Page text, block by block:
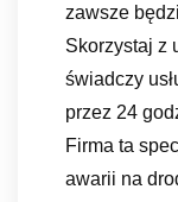
zawsze
Skorzystaj z
świadczy
przez 24
Firma ta
awarii na